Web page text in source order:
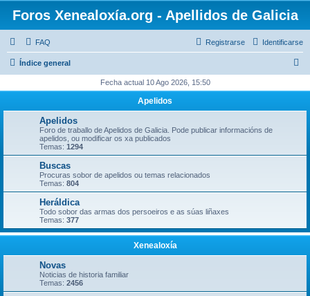
Foros Xenealoxía.org - Apellidos de Galicia
FAQ Identificarse
Registrarse
Índice general
c
Fecha actual 10 Ago 2026, 15:50
Apelidos
Apelidos
Foro de traballo de Apelidos de Galicia. Pode publicar informacións de
apelidos, ou modificar os xa publicados
Temas: 1294
Buscas
Procuras sobor de apelidos ou temas relacionados
Temas: 804
Heráldica
Todo sobor das armas dos persoeiros e as súas liñaxes
Temas: 377
Xenealoxía
Novas
Noticias de historia familiar
Temas: 2456